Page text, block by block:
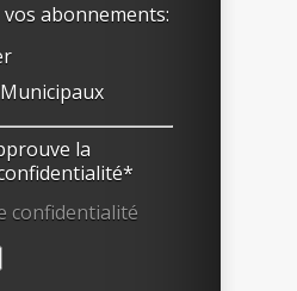
abonnements:
la
confidentialité